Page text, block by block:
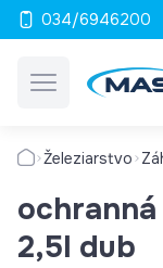
034/6946200
Železiarstvo
2,5l dub